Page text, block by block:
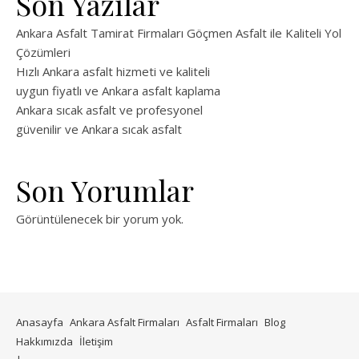
Ankara Asfalt Tamirat Firmaları Göçmen Asfalt ile Kaliteli Yol
Çözümleri
Hızlı Ankara asfalt hizmeti ve kaliteli
uygun fiyatlı ve Ankara asfalt kaplama
Ankara sıcak asfalt ve profesyonel
güvenilir ve Ankara sıcak asfalt
Son Yorumlar
Görüntülenecek bir yorum yok.
Anasayfa Ankara Asfalt Firmaları Asfalt Firmaları Blog
Hakkımızda İletişim